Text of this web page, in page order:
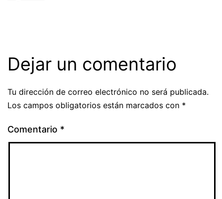
Dejar un comentario
Tu dirección de correo electrónico no será publicada.
Los campos obligatorios están marcados con *
Comentario *